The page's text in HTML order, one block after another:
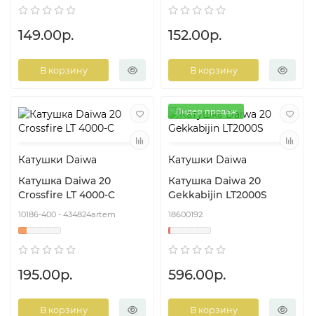
149.00р.
В корзину
152.00р.
В корзину
Катушки Daiwa
Катушка Daiwa 20
Crossfire LT 4000-C
10186-400 - 434824artem
195.00р.
В корзину
Лидер продаж
Катушки Daiwa
Катушка Daiwa 20
Gekkabijin LT2000S
18600192
596.00р.
В корзину